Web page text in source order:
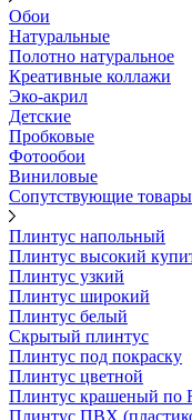
Обои
Натуральные
Полотно натуральное
Креативные коллажи
Эко-акрил
Детские
Пробковые
Фотообои
Виниловые
Сопутствующие товары
Плинтус напольный
Плинтус высокий
Плинтус узкий
Плинтус широкий
Плинтус белый
Скрытый плинтус
Плинтус под покраску
Плинтус цветной
Плинтус крашеный по
Плинтус ПВХ